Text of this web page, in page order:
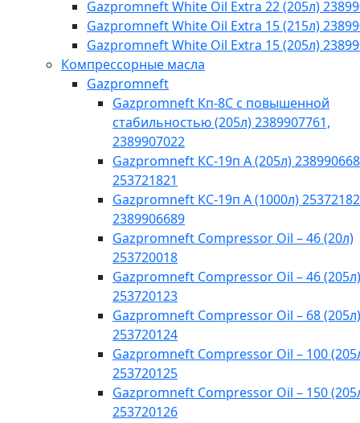
Gazpromneft White Oil Extra 22 (205л)
Gazpromneft White Oil Extra 15 (215л)
Gazpromneft White Oil Extra 15 (205л)
Компрессорные масла
Gazpromneft
Gazpromneft Кп-8С с повышенной
стабильностью (205л) 2389907761,
2389907022
Gazpromneft КС-19п А (205л)
253721821
Gazpromneft КС-19п А (1000л)
2389906689
Gazpromneft Compressor Oil – 46 (20л)
253720018
Gazpromneft Compressor Oil – 46 (205л)
253720123
Gazpromneft Compressor Oil – 68 (205л)
253720124
Gazpromneft Compressor Oil – 100
253720125
Gazpromneft Compressor Oil – 150
253720126